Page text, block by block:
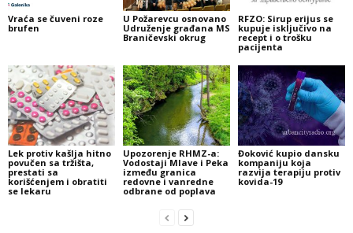
Vraća se čuveni roze
brufen
U Požarevcu osnovano
Udruženje građana MS
Braničevski okrug
RFZO: Sirup erijus se
kupuje isključivo na
recept i o trošku
pacijenta
Lek protiv kašlja hitno
povučen sa tržišta,
prestati sa
korišćenjem i obratiti
se lekaru
Upozorenje RHMZ-a:
Vodostaji Mlave i Peka
između granica
redovne i vanredne
odbrane od poplava
Đoković kupio dansku
kompaniju koja
razvija terapiju protiv
kovida-19